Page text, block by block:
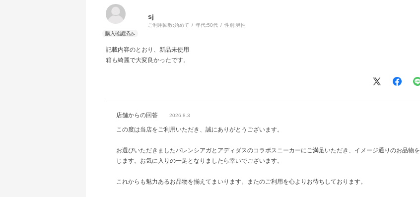
sj
ご利用回数:始めて 年代:50代 性別:男性
記載内容のとおり、新品未使用
箱も綺麗で大変良かったです。
店舗からの回答 2026.8.3
この度は当店をご利用いただき、誠にありがとうございます。
お選びいただきましたバレンシアガとアディダスのコラボスニーカーにご満足いただき、イメージ通りのお品物
じます。お気に入りの一足となりましたら幸いでございます。
これからも魅力あるお品物を揃えてまいります。またのご利用を心よりお待ちしております。